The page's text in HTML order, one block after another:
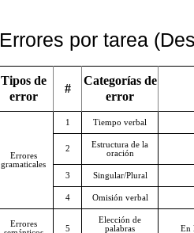
Errores por tarea
Tipos de
error
#
Categorías de
error
Errores
gramaticales
1 Tiempo verbal
2
Estructura de la
oración
3 Singular/Plural
4 Omisión verbal
Errores
5
Elección de
palabras
En